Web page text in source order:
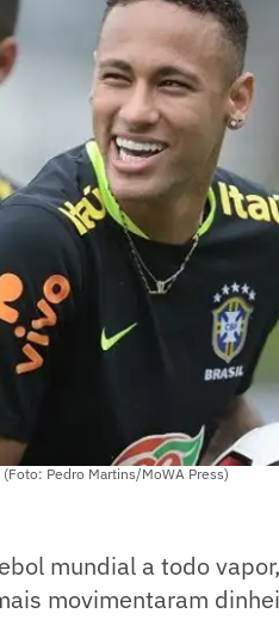
Pedro Martins/MoWA Press)
mundial a todo
movimentaram